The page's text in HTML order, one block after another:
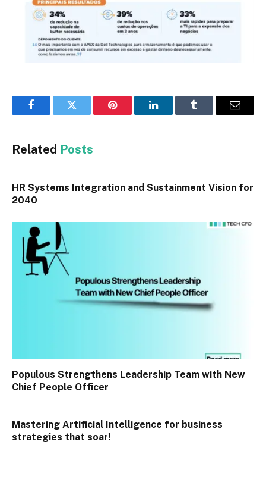
FacebookTwitter Pinterest LinkedInTumblr Email
Related Posts
HR Systems Integration and Sustainment Vision for
2040
Populous Strengthens Leadership Team with New
Chief People Officer
Mastering Artificial Intelligence for business
strategies that soar!